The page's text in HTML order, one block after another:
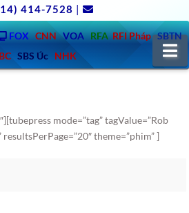
414-7528 |
FOX CNN VOA RFA RFI Pháp SBTN
SBS Úc NHK
mode=”tag” tagValue=”Rob
theme=”phim” ]